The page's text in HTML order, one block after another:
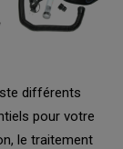
différents
pour votre
le traitement